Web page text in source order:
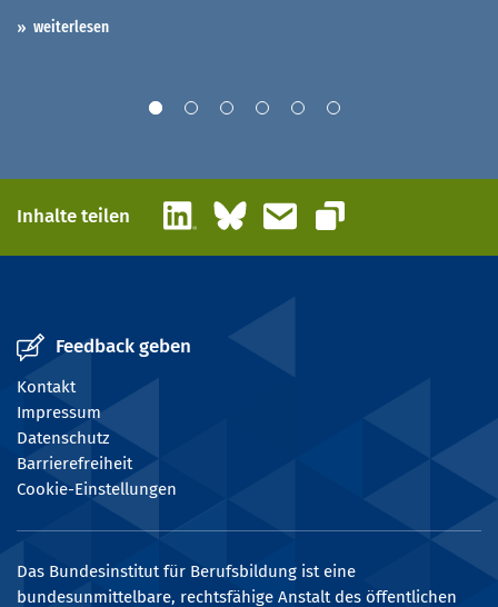
weiterlesen
Inhalte teilen LinkedInBlueskyE-Mail
Link kopieren
Feedback geben
Kontakt
Impressum
Datenschutz
Barrierefreiheit
Cookie-Einstellungen
Das Bundesinstitut für Berufsbildung ist eine
bundesunmittelbare, rechtsfähige Anstalt des öffentlichen